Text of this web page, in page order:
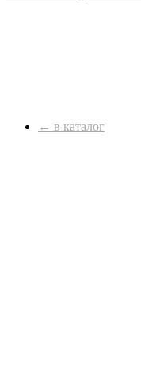
← в каталог